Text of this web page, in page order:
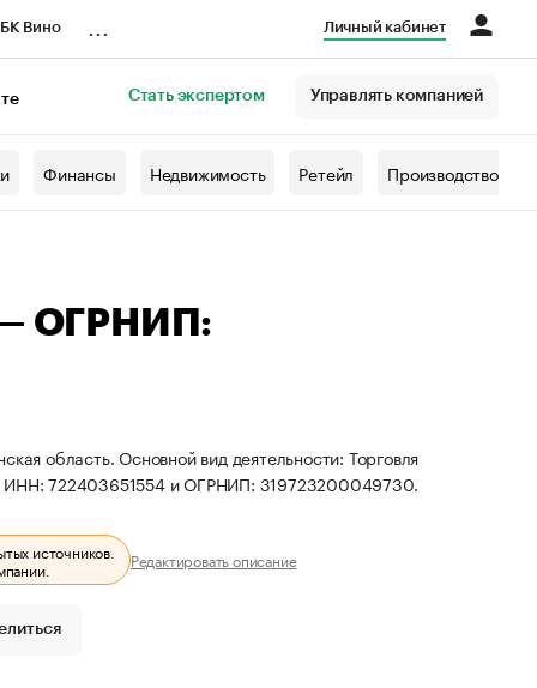
Вино Личный кабинет
Стать экспертом Управлять компанией
Финансы Недвижимость Ретейл Производство
— ОГРНИП:
область. Основной вид деятельности: Торговля
ИНН: 722403651554 и ОГРНИП: 319723200049730.
источников.
Редактировать описание